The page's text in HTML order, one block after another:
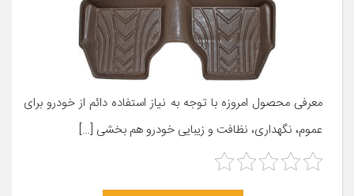
معرفی محصول امروزه با توجه به نیاز استفاده دائم از خودرو برای
عموم، نگهداری، نظافت و زیبایی خودرو هم بخشی […]